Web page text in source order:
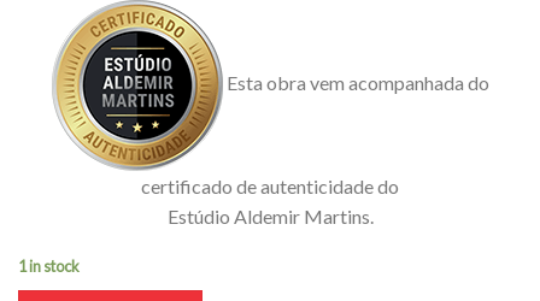
Esta obra vem acompanhada do
certificado de autenticidade do
Estúdio Aldemir Martins.
1 in stock